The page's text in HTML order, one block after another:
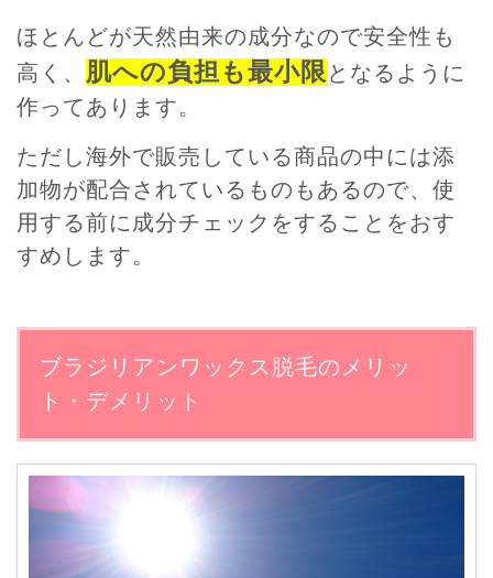
ほとんどが天然由来の成分なので安全性も
高く、 肌への負担も最小限 となるように
作ってあります。
ただし海外で販売している商品の中には添
加物が配合されているものもあるので、使
用する前に成分チェックをすることをおす
すめします。
ブラジリアンワックス脱毛のメリッ
ト・デメリット